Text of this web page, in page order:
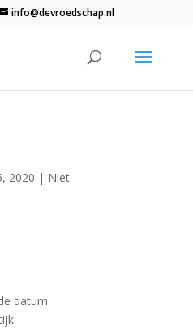
info@devroedschap.nl
2020 | Niet
datum